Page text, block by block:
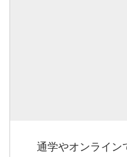
通学やオンライン